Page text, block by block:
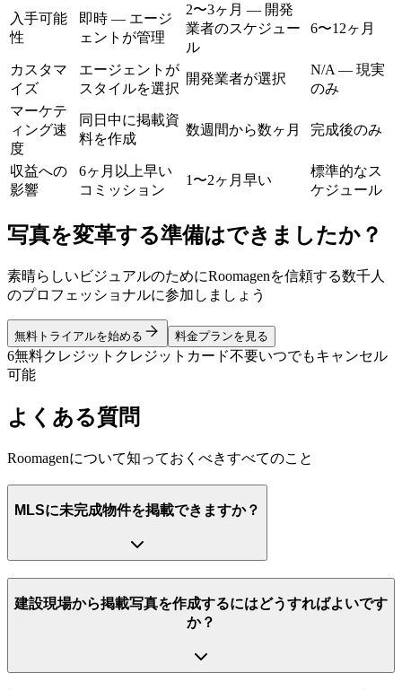
入手可能
性
即時 — エージ
ェントが管理
2〜3ヶ月 — 開発
業者のスケジュー
ル
6〜12ヶ月
カスタマ
イズ
エージェントが
スタイルを選択
開発業者が選択
N/A — 現実
のみ
マーケテ
ィング速
度
同日中に掲載資
料を作成
数週間から数ヶ月 完成後のみ
収益への
影響
6ヶ月以上早い
コミッション
1〜2ヶ月早い
標準的なス
ケジュール
写真を変革する準備はできましたか？
素晴らしいビジュアルのためにRoomagenを信頼する数千人
のプロフェッショナルに参加しましょう
無料トライアルを始める 料金プランを見る
6無料クレジット クレジットカード不要いつでもキャンセル
可能
よくある質問
Roomagenについて知っておくべきすべてのこと
MLSに未完成物件を掲載できますか？
建設現場から掲載写真を作成するにはどうすればよいです
か？